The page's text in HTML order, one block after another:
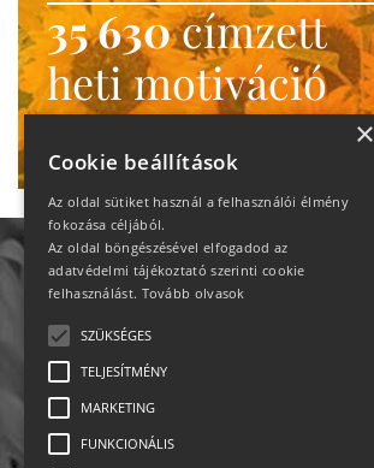
35 630címzett
heti motiváció
Ne maradj le!
×
Cookie beállítások
Az oldal sütiket használ a felhasználói élmény
fokozása céljából.
Az oldal böngészésével elfogadod az
adatvédelmi tájékoztató szerinti cookie
felhasználást. Tovább olvasok
SZÜKSÉGES
TELJESÍTMÉNY
MARKETING
FUNKCIONÁLIS